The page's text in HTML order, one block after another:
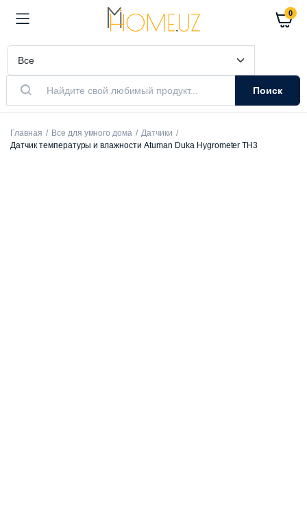
0
Поиск
Главная Все для умного дома
Датчики
Датчик температуры и влажности Atuman Duka Hygrometer TH3